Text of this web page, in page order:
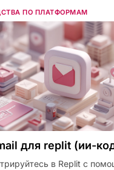
ПО ПЛАТФОРМАМ
для replit (ии-
в Replit с